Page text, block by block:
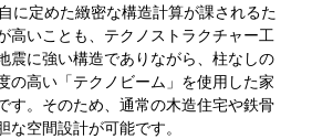
に定めた緻密な構造計算が課されるた
高いことも、テクノストラクチャー工
震に強い構造でありながら、柱なしの
の高い「テクノビーム」を使用した家
す。そのため、通常の木造住宅や鉄骨
な空間設計が可能です。